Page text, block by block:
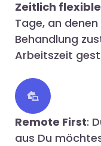
Zeitlich
Tage, an
Behandlung
Arbeitszeit
Remote First:
aus Du